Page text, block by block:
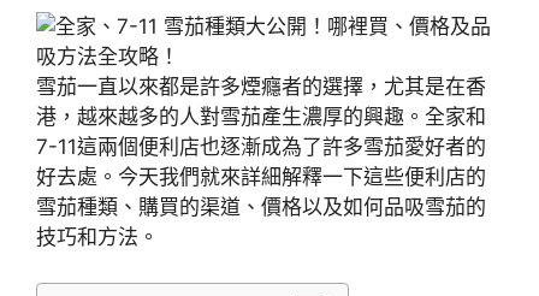
雪茄一直以來都是許多煙癮者的選擇，尤其是在香
港，越來越多的人對雪茄產生濃厚的興趣。全家和
7-11這兩個便利店也逐漸成為了許多雪茄愛好者的
好去處。今天我們就來詳細解釋一下這些便利店的
雪茄種類、購買的渠道、價格以及如何品吸雪茄的
技巧和方法。